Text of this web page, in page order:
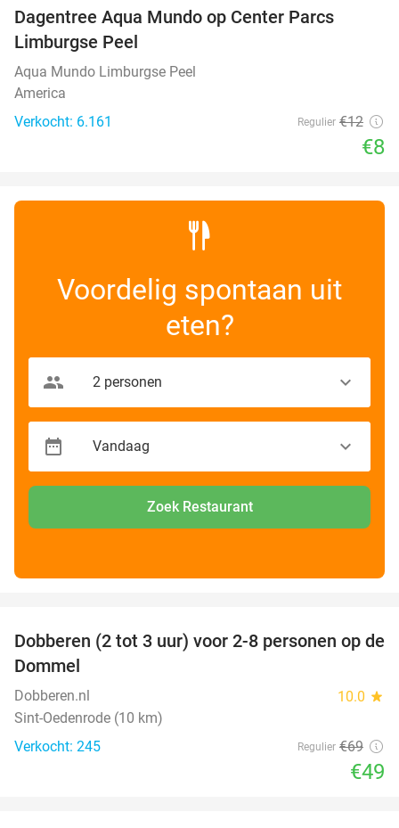
Dagentree Aqua Mundo op Center Parcs
Limburgse Peel
Aqua Mundo Limburgse Peel
America
Verkocht: 6.161
Regulier €12
€8
Voordelig spontaan uit
eten?
Zoek Restaurant
29%
Dobberen (2 tot 3 uur) voor 2-8 personen op de
Dommel
Dobberen.nl 10.0 star
Sint-Oedenrode (10 km)
Verkocht: 245
Regulier €69
€49